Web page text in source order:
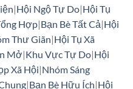
|Hội Ngộ Tự Do|Hội Tụ
Hợp|Bạn Bè Tất Cả|Hội
Thư Giãn|Hội Tụ Xã
Mở|Khu Vực Tự Do|Hội
Xã Hội|Nhóm Sáng
|Bạn Bè Hữu Ích|Hội